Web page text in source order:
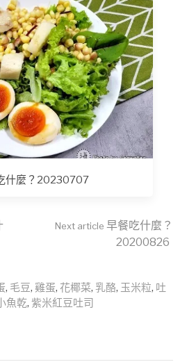
什麼？20230707
Next article 早餐吃什麼？
20200826
, 毛豆, 雞蛋, 花椰菜, 乳酪, 玉米粒, 吐
魚乾, 紫米紅豆吐司